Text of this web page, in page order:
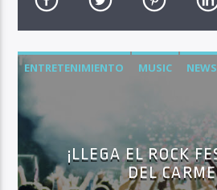
TOP TRENDING
Haahil FM
ENTRETENIMIENTO MUSIC NEWS
¡LLEGA EL ROCK
DEL